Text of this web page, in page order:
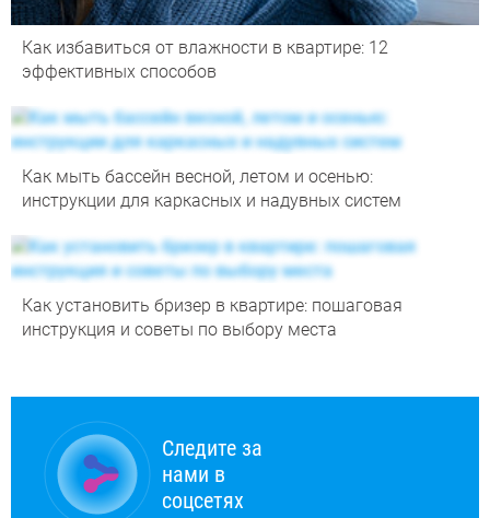
Как избавиться от влажности в квартире: 12
эффективных способов
Как мыть бассейн весной, летом и осенью:
инструкции для каркасных и надувных систем
Как установить бризер в квартире: пошаговая
инструкция и советы по выбору места
Следите за
нами в
соцсетях